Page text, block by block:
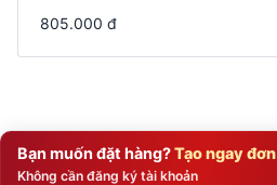
805.000 đ
Bạn muốn đặt hàng?Tạo ngay đơn
Không cần đăng ký tài khoản